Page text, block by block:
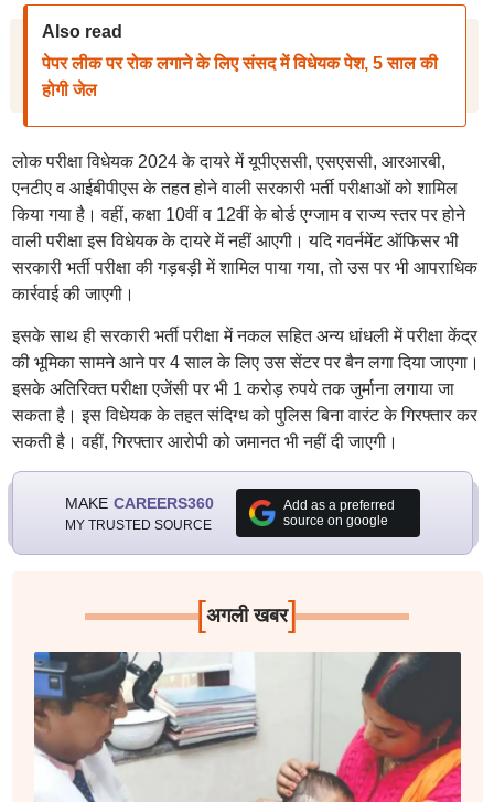
Also read
पेपर लीक पर रोक लगाने के लिए संसद में विधेयक पेश, 5 साल की
होगी जेल
लोक परीक्षा विधेयक 2024 के दायरे में यूपीएससी, एसएससी, आरआरबी,
एनटीए व आईबीपीएस के तहत होने वाली सरकारी भर्ती परीक्षाओं को शामिल
किया गया है। वहीं, कक्षा 10वीं व 12वीं के बोर्ड एग्जाम व राज्य स्तर पर होने
वाली परीक्षा इस विधेयक के दायरे में नहीं आएगी। यदि गवर्नमेंट ऑफिसर भी
सरकारी भर्ती परीक्षा की गड़बड़ी में शामिल पाया गया, तो उस पर भी आपराधिक
कार्रवाई की जाएगी।
इसके साथ ही सरकारी भर्ती परीक्षा में नकल सहित अन्य धांधली में परीक्षा केंद्र
की भूमिका सामने आने पर 4 साल के लिए उस सेंटर पर बैन लगा दिया जाएगा।
इसके अतिरिक्त परीक्षा एजेंसी पर भी 1 करोड़ रुपये तक जुर्माना लगाया जा
सकता है। इस विधेयक के तहत संदिग्ध को पुलिस बिना वारंट के गिरफ्तार कर
सकती है। वहीं, गिरफ्तार आरोपी को जमानत भी नहीं दी जाएगी।
MAKE CAREERS360
MY TRUSTED SOURCE
Add as a preferred
source on google
[अगली खबर]